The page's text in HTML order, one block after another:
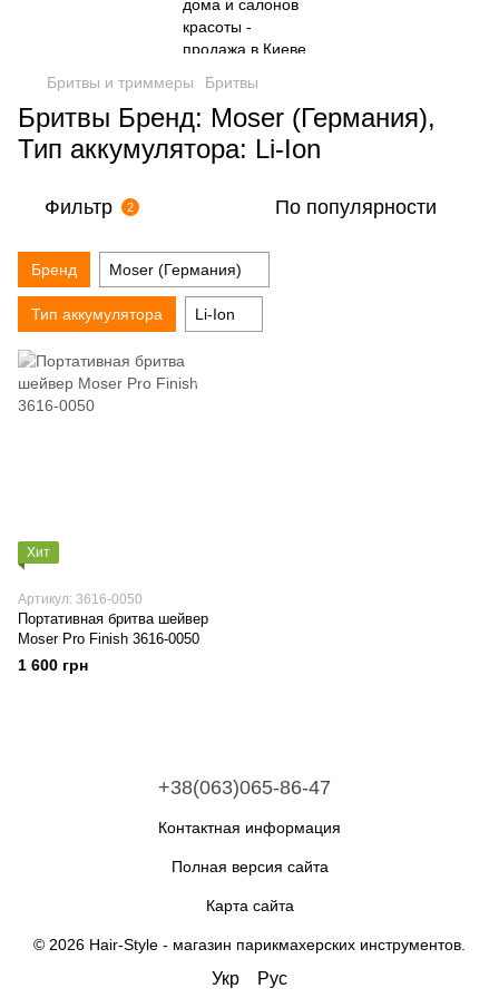
Бритвы и триммеры Бритвы
Бритвы Бренд: Moser (Германия),
Тип аккумулятора: Li-Ion
Фильтр 2 По популярности
Бренд Moser (Германия)
Тип аккумулятора Li-Ion
Хит
Артикул: 3616-0050
Портативная бритва шейвер
Moser Pro Finish 3616-0050
1 600 грн
+38(063)065-86-47
Контактная информация
Полная версия сайта
Карта сайта
© 2026 Hair-Style - магазин парикмахерских инструментов
Укр Рус